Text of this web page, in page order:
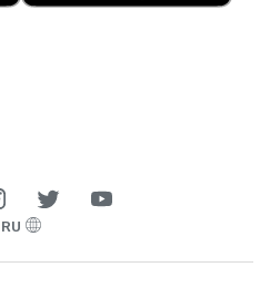
RU